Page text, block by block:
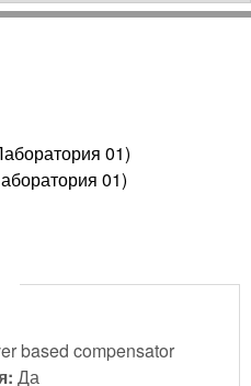
01)
01)
based compensator
Да